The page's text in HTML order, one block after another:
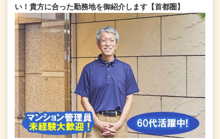
い！貴方に合った勤務地を御紹介します【首都圏】